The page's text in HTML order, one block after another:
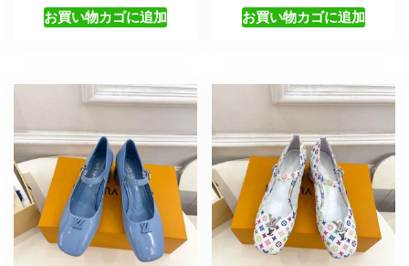
お買い物カゴに追加 お買い物カゴに追加